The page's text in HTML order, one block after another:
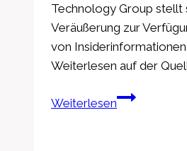
Technology Group stellt
Veräußerung zur
von Insiderinformationen
Weiterlesen auf der
WeiterlesenPTA-